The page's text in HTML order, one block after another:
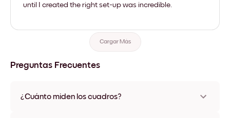
until I created the right set-up was incredible.
Cargar Más
Preguntas Frecuentes
¿Cuánto miden los cuadros?